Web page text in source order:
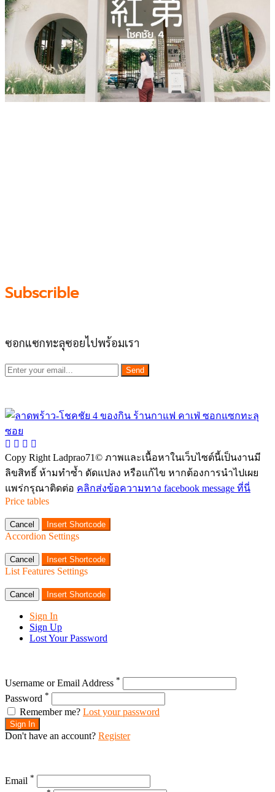
Subscrible
ซอกแซกทะลุซอยไปพร้อมเรา
Send
Copy Right Ladprao71© ภาพและเนื้อหาในเว็บไซต์นี้เป็นงานมี
ลิขสิทธิ์ ห้ามทำซ้ำ ดัดแปลง หรือแก้ไข หากต้องการนำไปเผย
แพร่กรุณาติดต่อ คลิกส่งข้อความทาง facebook message ที่นี่
Price tables
Cancel Insert Shortcode
Accordion Settings
Cancel Insert Shortcode
List Features Settings
Cancel Insert Shortcode
Sign In
Sign Up
Lost Your Password
Username or Email Address *
Password *
Remember me? Lost your password
Sign In
Don't have an account? Register
Email *